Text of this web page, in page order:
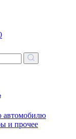
автомобилю
и прочее